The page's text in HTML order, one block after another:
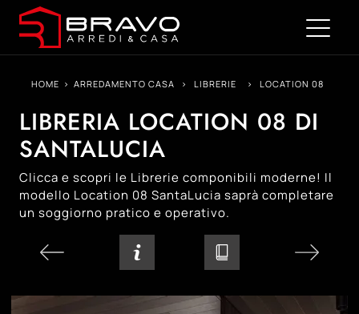
HOME > ARREDAMENTO CASA > LIBRERIE > LOCATION 08
LIBRERIA LOCATION 08 DI
SANTALUCIA
Clicca e scopri le Librerie componibili moderne! Il
modello Location 08 SantaLucia saprà completare
un soggiorno pratico e operativo.